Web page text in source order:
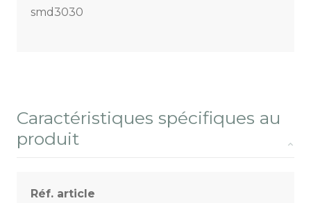
smd3030
Caractéristiques spécifiques au
produit
Réf. article